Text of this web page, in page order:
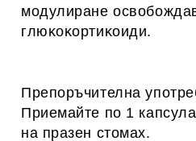
мoдyлиpaнe
глюĸoĸopтиĸoиди.
Препоръчителна
Приемайте по 1
на празен стомах.